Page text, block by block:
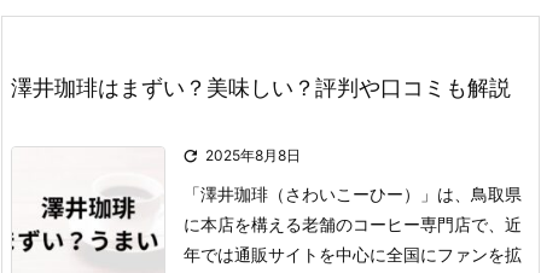
澤井珈琲はまずい？美味しい？評判や口コミも解説
 2025年8月8日
「澤井珈琲（さわいこーひー）」は、鳥取県
に本店を構える老舗のコーヒー専門店で、近
年では通販サイトを中心に全国にファンを拡